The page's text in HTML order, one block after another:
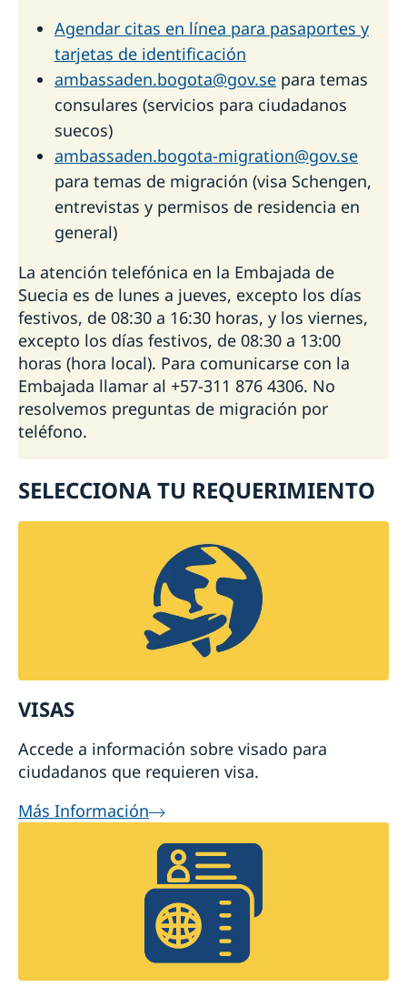
Agendar citas en línea para pasaportes y
tarjetas de identificación
ambassaden.bogota@gov.se para temas
consulares (servicios para ciudadanos
suecos)
ambassaden.bogota-migration@gov.se
para temas de migración (visa Schengen,
entrevistas y permisos de residencia en
general)
La atención telefónica en la Embajada de
Suecia es de lunes a jueves, excepto los días
festivos, de 08:30 a 16:30 horas, y los viernes,
excepto los días festivos, de 08:30 a 13:00
horas (hora local). Para comunicarse con la
Embajada llamar al +57-311 876 4306. No
resolvemos preguntas de migración por
teléfono.
SELECCIONA TU REQUERIMIENTO
VISAS
Accede a información sobre visado para
ciudadanos que requieren visa.
Más Información